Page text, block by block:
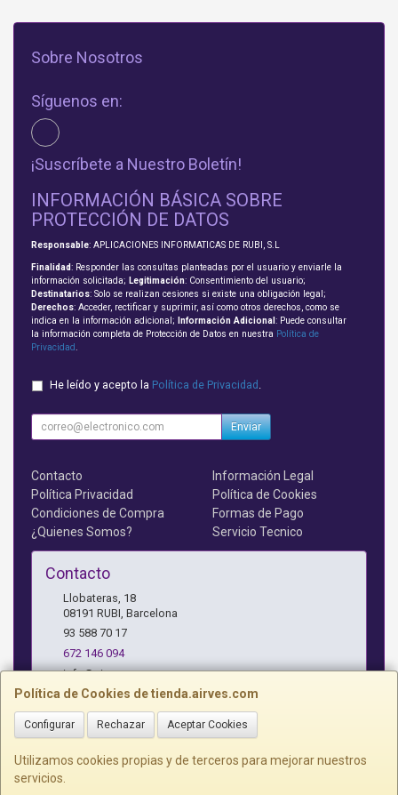
Política de Cookies de tienda.airves.com
Configurar Rechazar Aceptar Cookies
Utilizamos cookies propias y de terceros para mejorar nuestros
servicios.
Sobre Nosotros
Síguenos en:
¡Suscríbete a Nuestro Boletín!
INFORMACIÓN BÁSICA SOBRE
PROTECCIÓN DE DATOS
Responsable: APLICACIONES INFORMATICAS DE RUBI, S.L
Finalidad: Responder las consultas planteadas por el usuario y enviarle la
información solicitada; Legitimación: Consentimiento del usuario;
Destinatarios: Solo se realizan cesiones si existe una obligación legal;
Derechos: Acceder, rectificar y suprimir, así como otros derechos, como se
indica en la información adicional;
Información Adicional : Puede consultar
la información completa de Protección de Datos en nuestra Política de
Privacidad
He leído y acepto la Política de Privacidad .
Enviar
Contacto
Información Legal
Política Privacidad
Política de Cookies
Condiciones de Compra
Formas de Pago
¿Quienes Somos?
Servicio Tecnico
Contacto
Llobateras, 18
08191 RUBI, Barcelona
93 588 70 17
672 146 094
info@airves.com
Horario
Lunes a Jueves - 17 a 20 horas